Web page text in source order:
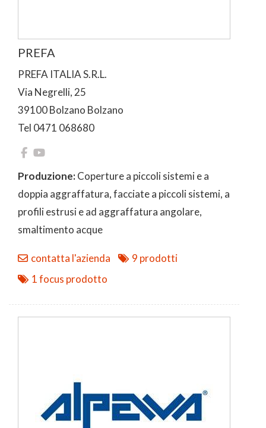
PREFA
PREFA ITALIA S.R.L.
Via Negrelli, 25
39100 Bolzano Bolzano
Tel 0471 068680
Produzione:Coperture a piccoli sistemi e a
doppia aggraffatura, facciate a piccoli sistemi, a
profili estrusi e ad aggraffatura angolare,
smaltimento acque
contatta l'azienda
9 prodotti
1 focus prodotto